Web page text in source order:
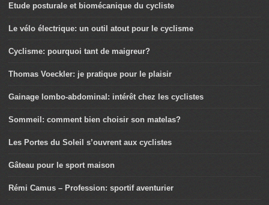
Etude posturale et biomécanique du cycliste
Le vélo électrique: un outil atout pour le cyclisme
Cyclisme: pourquoi tant de maigreur?
Thomas Voeckler: je pratique pour le plaisir
Gainage lombo-abdominal: intérêt chez les cyclistes
Sommeil: comment bien choisir son matelas?
Les Portes du Soleil s’ouvrent aux cyclistes
Gâteau pour le sport maison
Rémi Camus – Profession: sportif aventurier